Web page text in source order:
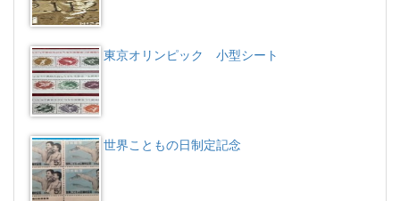
東京オリンピック 小型シート
世界こともの日制定記念